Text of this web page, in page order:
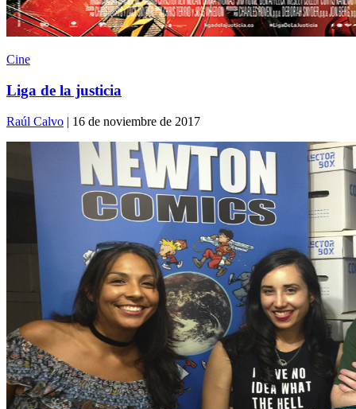
Cine
Liga de la justicia
Raúl Calvo | 16 de noviembre de 2017